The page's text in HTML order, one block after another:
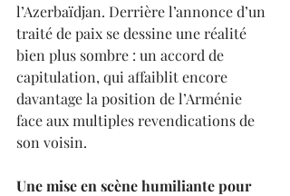
l’Azerbaïdjan. Derrière l’annonce d’un
traité de paix se dessine une réalité
bien plus sombre : un accord de
capitulation, qui affaiblit encore
davantage la position de l’Arménie
face aux multiples revendications de
son voisin.
Une mise en scène humiliante pour